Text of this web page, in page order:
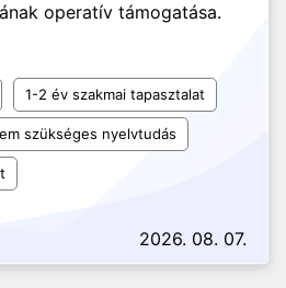
operatív támogatása.
1-2 év szakmai tapasztalat
szükséges nyelvtudás
2026. 08. 07.